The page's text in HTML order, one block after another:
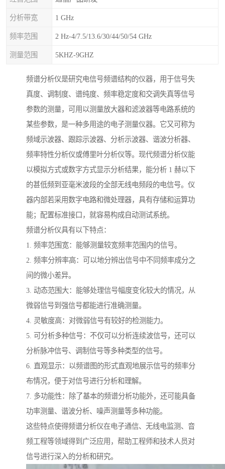
分析带宽 1 GHz
频率范围 2 Hz-4/7.5/13.6/30/44/50/54 GHz
测量范围 5KHZ-9GHZ
频谱分析仪是研究电信号频谱结构的仪器，用于信号失
真度、调制度、谱纯度、频率稳定度和交调失真等信号
参数的测量，可用以测量放大器和滤波器等电路系统的
某些参数，是一种多用途的电子测量仪器。它又可称为
频域示波器、跟踪示波器、分析示波器、谐波分析器、
频率特性分析仪或傅里叶分析仪等。现代频谱分析仪能
以模拟方式或数字方式显示分析结果，能分析 1 赫以下
的甚低频到亚毫米波段的全部无线电频段的电信号。仪
器内部若采用数字电路和微处理器，具有存储和运算功
能；配置标准接口，就容易构成自动测试系统。
频谱分析仪具有以下特点：
1. 频率范围宽：能够测量较宽频率范围内的信号。
2. 频率分辨率高：可以地分辨出信号中不同频率成分之
间的微小差异。
3. 动态范围大：能够处理信号幅度变化较大的情况，从
微弱信号到强信号都能进行准确测量。
4. 灵敏度高：对微弱信号有较好的检测能力。
5. 可分析多种信号：不仅可以分析连续波信号，还可以
分析脉冲信号、调制信号等多种类型的信号。
6. 直观显示：以频谱图的形式直观地展示信号的频率分
布情况，便于对信号进行分析和理解。
7. 多功能性：除了基本的频谱分析功能外，还可能具备
功率测量、谐波分析、噪声测量等多种功能。
这些特点使得频谱分析仪在电子通信、无线电监测、音
频工程等领域得到广泛应用，帮助工程师和技术人员对
信号进行深入的分析和研究。